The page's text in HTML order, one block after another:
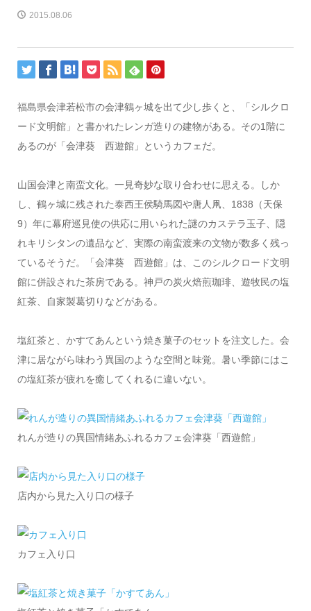
2015.08.06
福島県会津若松市の会津鶴ヶ城を出て少し歩くと、「シルクロ
ード文明館」と書かれたレンガ造りの建物がある。その1階に
あるのが「会津葵 西遊館」というカフェだ。
山国会津と南蛮文化。一見奇妙な取り合わせに思える。しか
し、鶴ヶ城に残された泰西王侯騎馬図や唐人凧、1838（天保
9）年に幕府巡見使の供応に用いられた謎のカステラ玉子、隠
れキリシタンの遺品など、実際の南蛮渡来の文物が数多く残っ
ているそうだ。「会津葵 西遊館」は、このシルクロード文明
館に併設された茶房である。神戸の炭火焙煎珈琲、遊牧民の塩
紅茶、自家製葛切りなどがある。
塩紅茶と、かすてあんという焼き菓子のセットを注文した。会
津に居ながら味わう異国のような空間と味覚。暑い季節にはこ
の塩紅茶が疲れを癒してくれるに違いない。
れんが造りの異国情緒あふれるカフェ会津葵「西遊館」
店内から見た入り口の様子
カフェ入り口